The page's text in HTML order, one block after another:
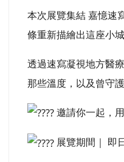
本次展覽集結 嘉憶速
條重新描繪出這座小城
透過速寫凝視地方醫
那些溫度，以及曾守
邀請你一起，
展覽期間｜ 即